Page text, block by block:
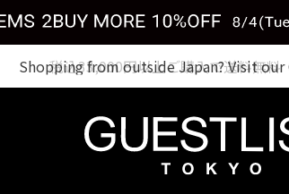
税込33,000円以上ご購入で送料無